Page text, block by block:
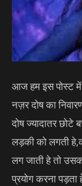
आज हम इस पोस्ट
नज़र दोष का
दोष ज्यादातर छोटे
लड़की को लगती
लग जाती हे तो
प्रयोग करना पड़ता